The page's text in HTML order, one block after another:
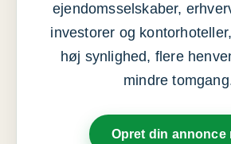
ejendomsselskaber,
investorer og
høj synlighed, flere
mindre
Opret din annonce